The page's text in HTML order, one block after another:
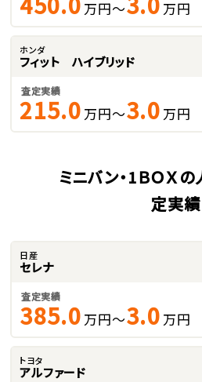
万円～ 万円
ホンダ
フィット ハイブリッド
査定実績
215.0 万円～3.0 万円
ミニバン・1ＢＯＸ
定実績
日産
セレナ
査定実績
385.0 万円～3.0 万円
トヨタ
アルファード